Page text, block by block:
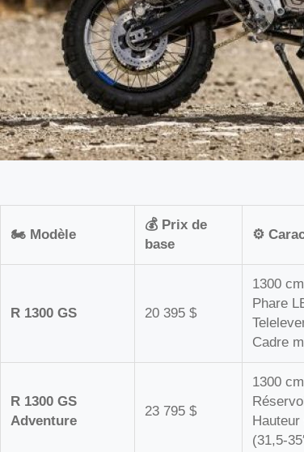
🏍️ Modèle
💰 Prix de
base
⚙️
R 1300 GS 20 395 $
1300
Phare
Cadre
R 1300 GS
Adventure
23 795 $
1300
(31,5-